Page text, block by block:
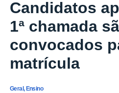
Candidatos
1ª chamada
convocados
matrícula
Geral, Ensino